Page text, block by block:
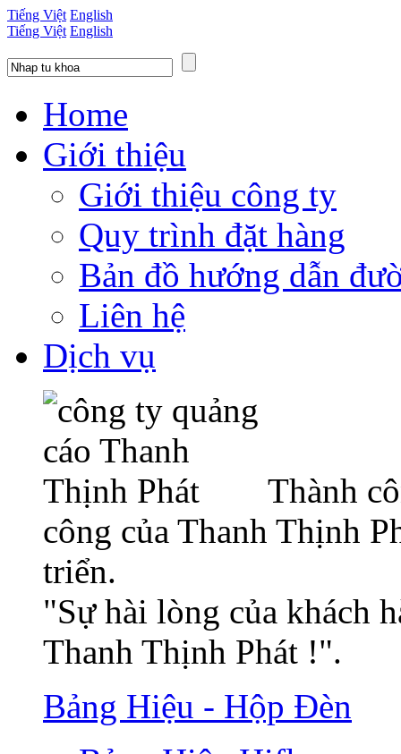
Tiếng Việt English
Tiếng Việt English
Home
Giới thiệu
Giới thiệu công ty
Quy trình đặt hàng
Bản đồ hướng dẫn
Liên hệ
Dịch vụ
Thành
công của Thanh Thịnh
triển.
"Sự hài lòng của khách
Thanh Thịnh Phát !".
Bảng Hiệu - Hộp Đèn